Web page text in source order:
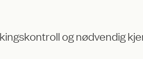
og nødvendig